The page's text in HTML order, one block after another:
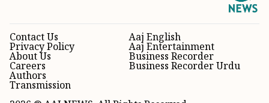
Aaj English
Aaj Entertainment
Business Recorder
Business Recorder Urdu
Contact Us
Privacy Policy
About Us
Careers
Authors
Transmission